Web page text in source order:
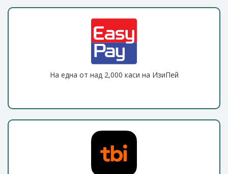
На една от над 2,000 каси на ИзиПей